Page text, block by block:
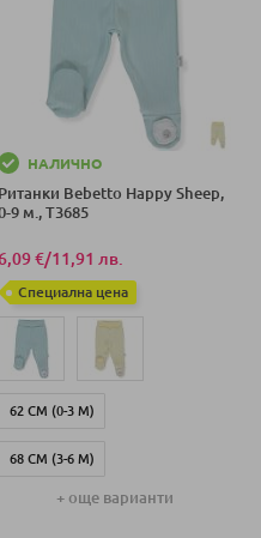
НАЛИЧНО
Ританки Bebetto Happy Sheep,
9 м., T3685
€/11,91 лв.
Специална цена
62 СМ (0-3 М)
68 СМ (3-6 М)
74 СМ (6-9 М)
+ още варианти